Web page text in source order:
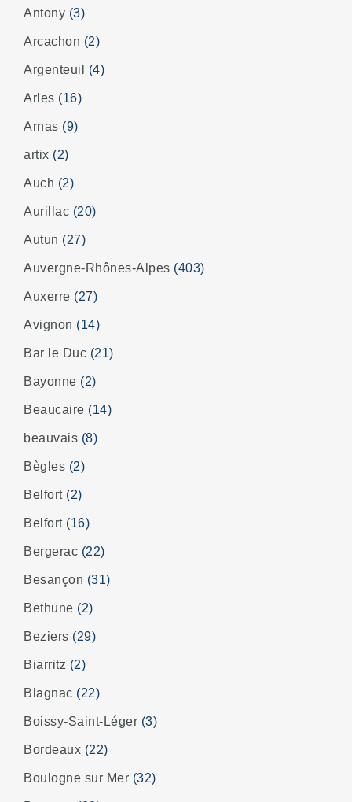
Antony (3)
Arcachon (2)
Argenteuil (4)
Arles (16)
Arnas (9)
artix (2)
Auch (2)
Aurillac (20)
Autun (27)
Auvergne-Rhônes-Alpes (403)
Auxerre (27)
Avignon (14)
Bar le Duc (21)
Bayonne (2)
Beaucaire (14)
beauvais (8)
Bègles (2)
Belfort (2)
Belfort (16)
Bergerac (22)
Besançon (31)
Bethune (2)
Beziers (29)
Biarritz (2)
Blagnac (22)
Boissy-Saint-Léger (3)
Bordeaux (22)
Boulogne sur Mer (32)